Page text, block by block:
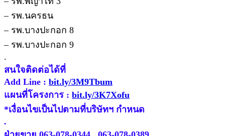
– รพ.นครธน
– รพ.บางปะกอก 8
– รพ.บางปะกอก 9
.
สนใจติดต่อได้ที่
Add Line : bit.ly/3M9Tbum
แผนที่โครงการ : bit.ly/3K7Xofu
*เงื่อนไขเป็นไปตามที่บริษัทฯ กำหนด
.